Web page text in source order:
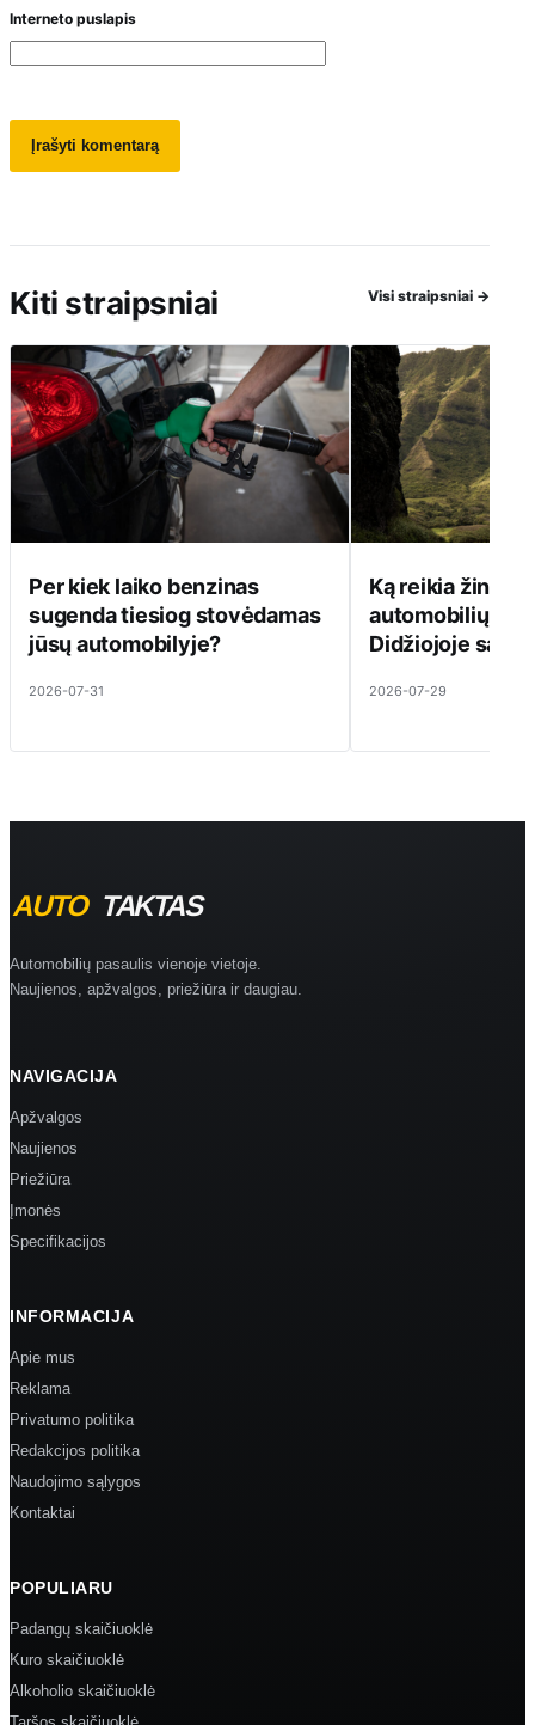
Interneto puslapis
Kiti straipsniai Visi straipsniai →
Per kiek laiko benzinas
sugenda tiesiog stovėdamas
jūsų automobilyje?
2026-07-31
Ką reikia žinoti
automobilių
Didžiojoje
2026-07-29
Automobilių pasaulis vienoje vietoje.
Naujienos, apžvalgos, priežiūra ir daugiau.
NAVIGACIJA
Apžvalgos
Naujienos
Priežiūra
Įmonės
Specifikacijos
INFORMACIJA
Apie mus
Reklama
Privatumo politika
Redakcijos politika
Naudojimo sąlygos
Kontaktai
POPULIARU
Padangų skaičiuoklė
Kuro skaičiuoklė
Alkoholio skaičiuoklė